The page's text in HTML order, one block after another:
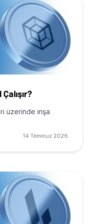
üzerinde inşa
14 Temmuz 2026